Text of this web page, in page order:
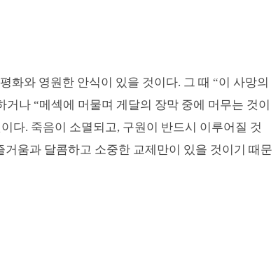
화와 영원한 안식이 있을 것이다. 그 때 “이 사망의
거나 “메섹에 머물며 게달의 장막 중에 머무는 것이
다. 죽음이 소멸되고, 구원이 반드시 이루어질 것
거움과 달콤하고 소중한 교제만이 있을 것이기 때문